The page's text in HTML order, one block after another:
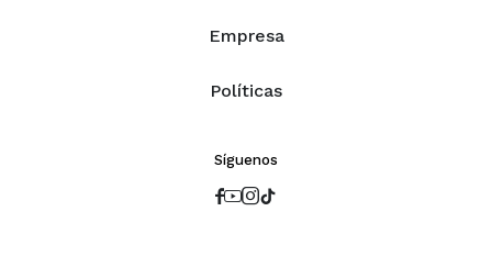
Empresa
Políticas
Síguenos
